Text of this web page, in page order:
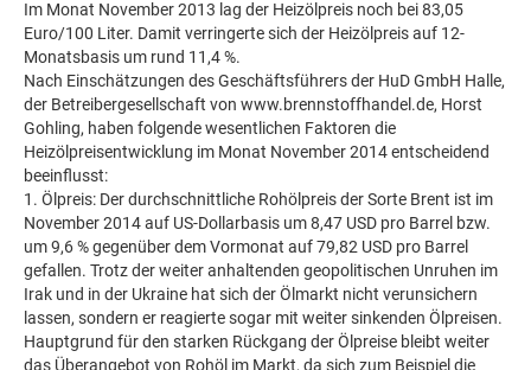
Im Monat November 2013 lag der Heizölpreis noch bei 83,05
Euro/100 Liter. Damit verringerte sich der Heizölpreis auf 12-
Monatsbasis um rund 11,4 %.
Nach Einschätzungen des Geschäftsführers der HuD GmbH Halle,
der Betreibergesellschaft von www.brennstoffhandel.de, Horst
Gohling, haben folgende wesentlichen Faktoren die
Heizölpreisentwicklung im Monat November 2014 entscheidend
beeinflusst:
1. Ölpreis: Der durchschnittliche Rohölpreis der Sorte Brent ist im
November 2014 auf US-Dollarbasis um 8,47 USD pro Barrel bzw.
um 9,6 % gegenüber dem Vormonat auf 79,82 USD pro Barrel
gefallen. Trotz der weiter anhaltenden geopolitischen Unruhen im
Irak und in der Ukraine hat sich der Ölmarkt nicht verunsichern
lassen, sondern er reagierte sogar mit weiter sinkenden Ölpreisen.
Hauptgrund für den starken Rückgang der Ölpreise bleibt weiter
das Überangebot von Rohöl im Markt, da sich zum Beispiel die